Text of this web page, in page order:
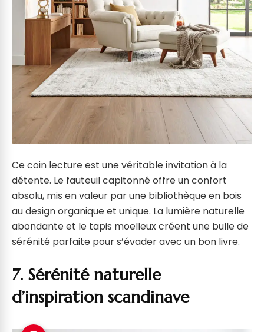
Ce coin lecture est une véritable invitation à la
détente. Le fauteuil capitonné offre un confort
absolu, mis en valeur par une bibliothèque en bois
au design organique et unique. La lumière naturelle
abondante et le tapis moelleux créent une bulle de
sérénité parfaite pour s’évader avec un bon livre.
7. Sérénité naturelle
d’inspiration scandinave